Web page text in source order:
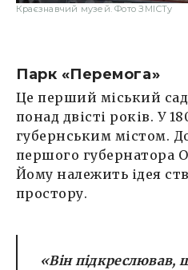
Краєзнавчий музей. Фото ЗМІСТу
Парк «Перемога»
Це перший міський
понад двісті років. У
губернським містом.
першого губернатора
Йому належить ідея
простору.
«Він підкреслював,